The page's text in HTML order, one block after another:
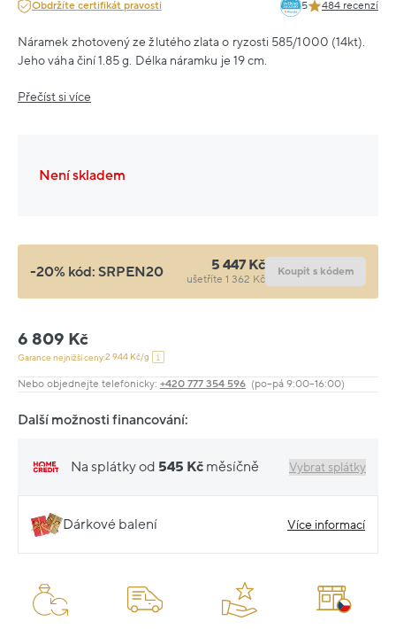
Obdržíte certifikát pravosti 5 484 recenzí
Náramek zhotovený ze žlutého zlata o ryzosti 585/1000 (14kt).
Jeho váha činí 1.85 g. Délka náramku je 19 cm.
Přečíst si více
Není skladem
-20% kód: SRPEN20 5 447 Kč
ušetříte 1 362 Kč
Koupit s kódem
6 809 Kč
Garance nejnižší ceny:2 944 Kč/g
Nebo objednejte telefonicky: +420 777 354 596 (po–pá 9:00–16:00)
Další možnosti financování:
Na splátky od 545 Kč měsíčně Vybrat splátky
Dárkové balení Více informací